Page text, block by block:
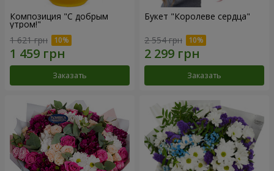
Композиция "С добрым
утром!"
1 621 грн
Заказать
Букет "Королеве сердца"
2 554 грн
Заказать